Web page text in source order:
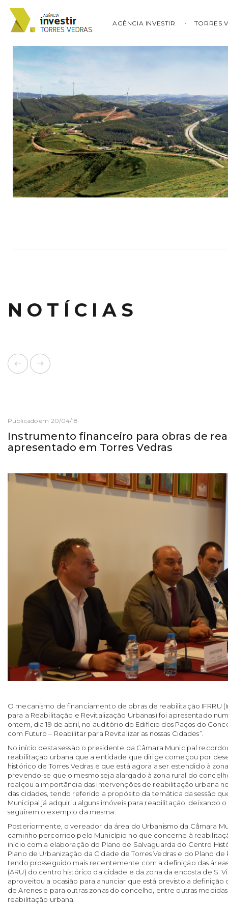
AGÊNCIA INVESTIR TORRES
NOTÍCIAS
Publicado em 20/04/18
Instrumento financeiro para obras de
apresentado em Torres Vedras
O mecanismo de financiamento de obras de reabilitação IFRRU
para a Reabilitação e Revitalização Urbanas) foi apresentado
ontem, dia 19 de abril, no auditório do Edifício dos Paços do
com Futuro – Reabilitar para Revitalizar as nossas Cidades”.
No início desta sessão o presidente da Câmara Municipal
reabilitação urbana que a entidade que dirige começou por
histórico de Torres Vedras e que está agora a ser estendido à
prevendo-se que o mesmo seja alargado à zona rural do
realçou a importância das intervenções de reabilitação urbana
das cidades, tendo referido a propósito da temática da sessão
Municipal já adquiriu alguns imóveis para reabilitação, deixando
seguirem o exemplo da mesma.
Posteriormente, o vereador da área do Urbanismo da Câmara
caminho percorrido pelo Município no que concerne à
início com a elaboração do Plano de Salvaguarda do Centro
Plano de Urbanização da Cidade de Torres Vedras e do Plano
tendo prosseguido mais recentemente com a definição das
(ARU) do centro histórico da cidade e da zona da encosta de S.
aproveitou a ocasião para anunciar que está previsto a definição
de Arenes e para outras zonas do concelho, entre outras
reabilitação urbana.